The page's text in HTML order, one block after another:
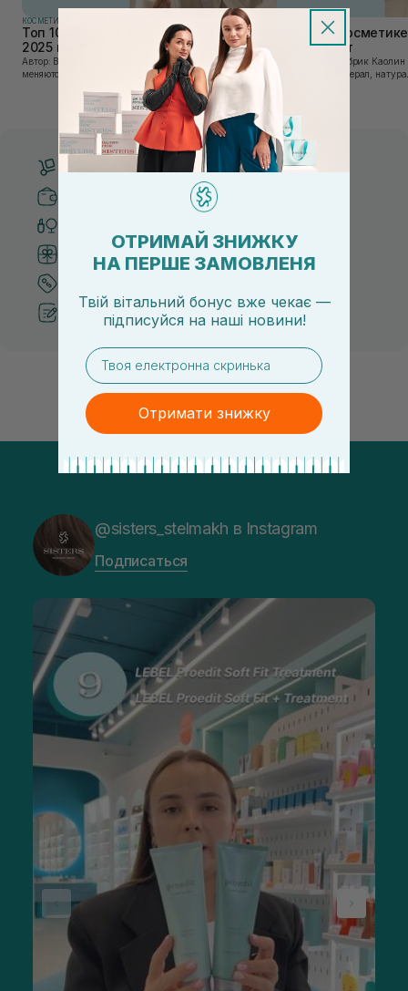
КОСМЕТИКА
Топ 10 брендов уходовой косметики в
2025 году
Автор: Вика Нагорная В современном мире, где тренды
меняются со скоростью света, а рынок популярной
косметики переполнен новыми предложениями, выбор
средства для ухода становится настоящим вызовом....
КОСМЕТИКА
Каолин в
используют
Автор: Юлия Цебрик Каолин в косметологии – это
природный минерал,
Бесплатная доставка от 3000 UAH
Безопасные способы оплаты
Система бонусов и лояльности
Рекомендации от косметологов
@sisters_stelmakh в Instagram
Подписаться
ОТРИМАЙ ЗНИЖКУ
НА ПЕРШЕ ЗАМОВЛЕНЯ
Твій вітальний бонус вже чекає —
підписуйся на наші новини!
email
Отримати знижку